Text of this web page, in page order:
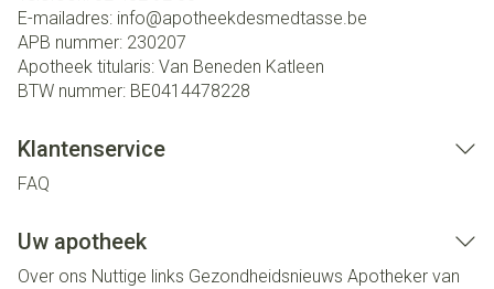
E-mailadres: info@apotheekdesmedtasse.be
APB nummer: 230207
Apotheek titularis: Van Beneden Katleen
BTW nummer: BE0414478228
Klantenservice
FAQ
Uw apotheek
Over ons Nuttige links Gezondheidsnieuws Apotheker van